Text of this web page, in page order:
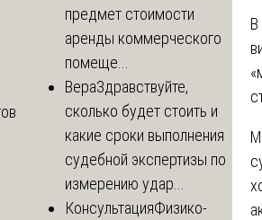
В
предмет стоимости
аренды коммерческого
помеще...
ВераЗдравствуйте,
сколько будет стоить и
какие сроки выполнения
судебной экспертизы по
измерению удар...
КонсультацияФизико-